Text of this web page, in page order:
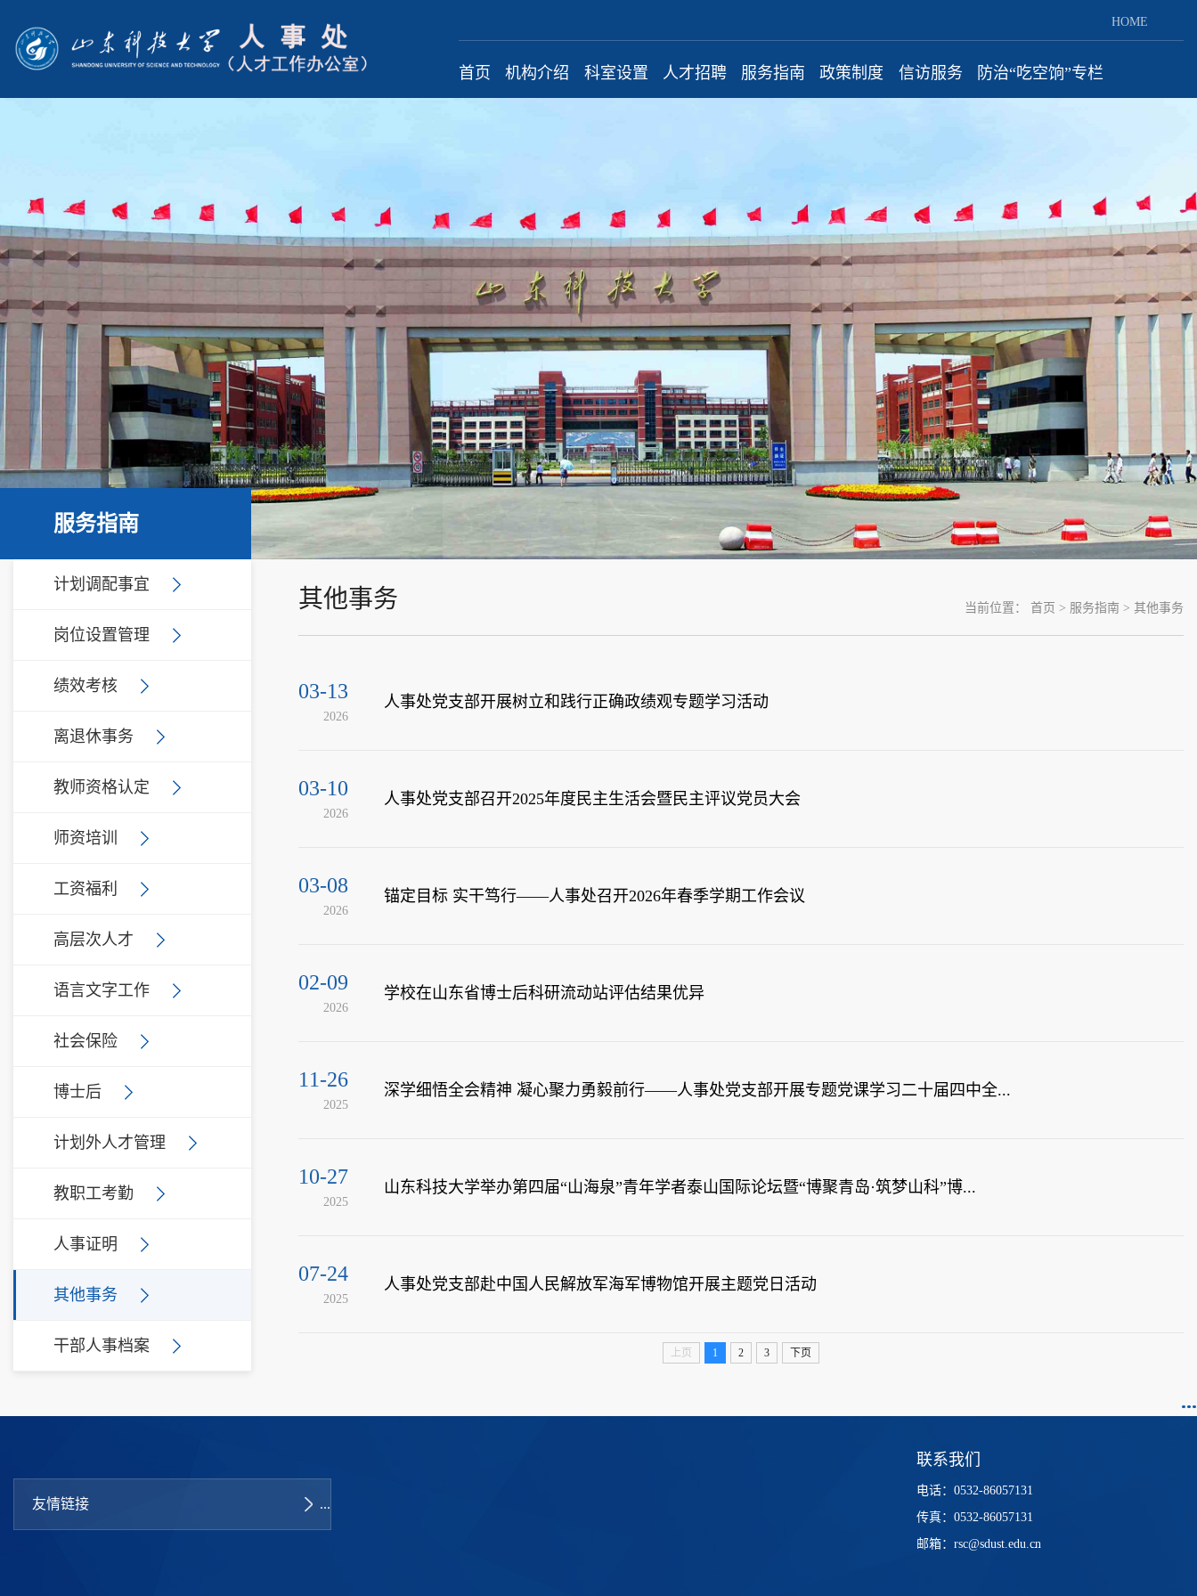
HOME
首页 机构介绍 科室设置 人才招聘 服务指南 政策制度 信访服务 防治“吃空饷”专栏
服务指南
计划调配事宜
岗位设置管理
绩效考核
离退休事务
教师资格认定
师资培训
工资福利
高层次人才
语言文字工作
社会保险
博士后
计划外人才管理
教职工考勤
人事证明
其他事务
干部人事档案
其他事务 当前位置： 首页 > 服务指南 > 其他事务
03-13
2026
人事处党支部开展树立和践行正确政绩观专题学习活动
03-10
2026
人事处党支部召开2025年度民主生活会暨民主评议党员大会
03-08
2026
锚定目标 实干笃行——人事处召开2026年春季学期工作会议
02-09
2026
学校在山东省博士后科研流动站评估结果优异
11-26
2025
深学细悟全会精神 凝心聚力勇毅前行——人事处党支部开展专题党课学习二十届四中全...
10-27
2025
山东科技大学举办第四届“山海泉”青年学者泰山国际论坛暨“博聚青岛·筑梦山科”博...
07-24
2025
人事处党支部赴中国人民解放军海军博物馆开展主题党日活动
上页 1 2 3 下页
友情链接
联系我们
电话：0532-86057131
传真：0532-86057131
邮箱：rsc@sdust.edu.cn